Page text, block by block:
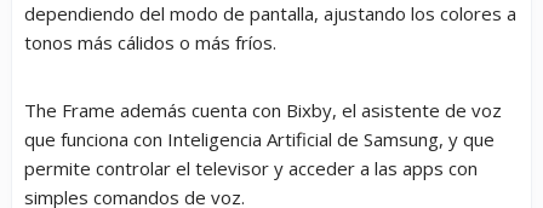
dependiendo del modo de pantalla, ajustando los colores a
tonos más cálidos o más fríos.
The Frame además cuenta con Bixby, el asistente de voz
que funciona con Inteligencia Artificial de Samsung, y que
permite controlar el televisor y acceder a las apps con
simples comandos de voz.